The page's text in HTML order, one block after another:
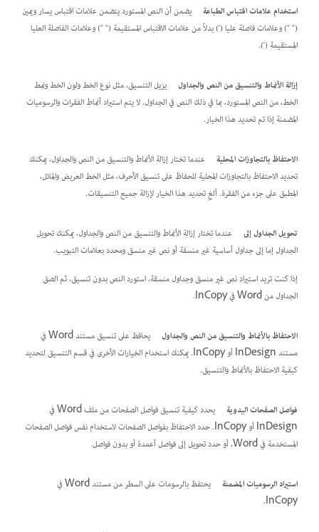
استخدام علامات اقتباس الطباعة
يضمن أن النص المستورد يتضمن علامات اقتباس يسار ويمين
(" ") وعلامات فاصلة عليا (') بدلاً من علامات الاقتباس المستقيمة (" ") وعلامات الفاصلة العليا
المستقيمة (').
إزالة الأنماط والتنسيق من النص والجداول
يزيل التنسيق، مثل نوع الخط ولون الخط ونمط
الخط، من النص المستورد، بما في ذلك النص في الجداول. لا يتم استيراد أنماط الفقرات والرسوميات
المضمنة إذا تم تحديد هذا الخيار.
الاحتفاظ بالتجاوزات المحلية
عندما تختار إزالة الأنماط والتنسيق من النص والجداول، يمكنك
تحديد الاحتفاظ بالتجاوزات المحلية للحفاظ على تنسيق الأحرف، مثل الخط العريض والمائل،
المطبق على جزء من الفقرة. ألغِ تحديد هذا الخيار لإزالة جميع التنسيقات.
تحويل الجداول إلى
عندما تختار إزالة الأنماط والتنسيق من النص والجداول، يمكنك تحويل
الجداول إما إلى جداول أساسية غير منسقة أو نص غير منسق ومحدد بعلامات التبويب.
إذا كنت تريد استيراد نص غير منسق وجداول منسقة، استورد النص بدون تنسيق، ثم الصق
الجداول من Word في InCopy.
الاحتفاظ بالأنماط والتنسيق من النص والجداول
يحافظ على تنسيق مستند Word في
مستند InDesign أو InCopy. يمكنك استخدام الخيارات الأخرى في قسم التنسيق لتحديد
كيفية الاحتفاظ بالأنماط والتنسيق.
فواصل الصفحات اليدوية
يحدد كيفية تنسيق فواصل الصفحات من ملف Word في
InDesign أو InCopy. حدد الاحتفاظ بفواصل الصفحات لاستخدام نفس فواصل الصفحات
المستخدمة في Word، أو حدد تحويل إلى فواصل أعمدة أو بدون فواصل.
استيراد الرسوميات المضمنة
يحتفظ بالرسومات على السطر من مستند Word في
InCopy.